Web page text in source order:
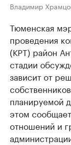
Владимир
Тюменская
проведения
(КРТ) район
стадии
зависит от
планируемой
этом
отношений и